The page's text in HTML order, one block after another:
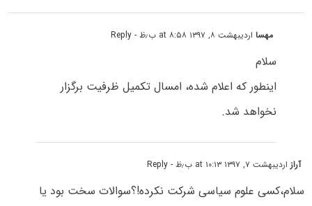
مهسااردیبهشت ۸, ۱۳۹۷ at ۸:۵۸ ب٫ظ - Reply
سلام
اینطور که اعلام شده، امسال تکمیل ظرفیت برگزار
نخواهد شد.
آرازاردیبهشت ۷, ۱۳۹۷ at ۱۰:۱۳ ب٫ظ - Reply
سلام،کسی علوم سیاسی شرکت نکرده!؟سوالات سخت بود یا